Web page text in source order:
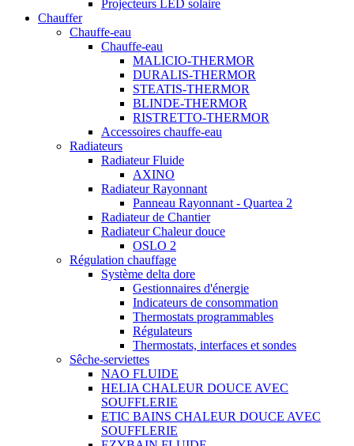
Projecteurs LED solaire
Chauffer
Chauffe-eau
Chauffe-eau
MALICIO-THERMOR
DURALIS-THERMOR
STEATIS-THERMOR
BLINDE-THERMOR
RISTRETTO-THERMOR
Accessoires chauffe-eau
Radiateurs
Radiateur Fluide
AXINO
Radiateur Rayonnant
Panneau Rayonnant - Quartea 2
Radiateur de Chantier
Radiateur Chaleur douce
OSLO 2
Régulation chauffage
Système delta dore
Gestionnaires d'énergie
Indicateurs de consommation
Thermostats programmables
Régulateurs
Thermostats, interfaces et sondes
Sêche-serviettes
NAO FLUIDE
HELIA CHALEUR DOUCE AVEC
SOUFFLERIE
ETIC BAINS CHALEUR DOUCE AVEC
SOUFFLERIE